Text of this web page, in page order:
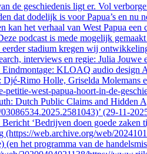
de geschiedenis ligt er. Vol
dat dodelijk is voor Papua’s en
kan het verhaal van West Papua
podcast is mede mogelijk
eerder stadium kregen wij
interviews en regie: Julia
KLOAQ audio design
Rimo Holle, Griselda Molemans
petitie-west-papua-hoort-in-de-
Dutch Public Claims and Hidden
(29-11-
‘Bedrijven doen goede zaken
(https://web.archive.org/web/
(en het programma van de